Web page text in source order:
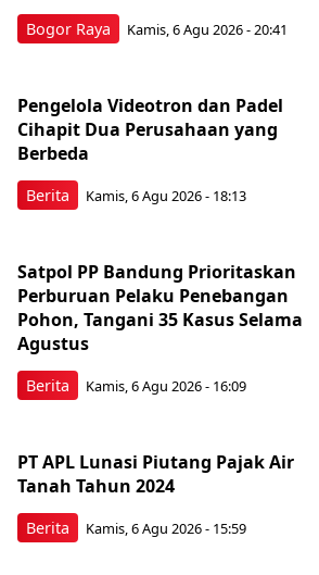
Bogor Raya Kamis, 6 Agu 2026 - 20:41
Berita
Pengelola Videotron dan Padel
Cihapit Dua Perusahaan yang
Berbeda
Kamis, 6 Agu 2026 - 18:13
Berita
Satpol PP Bandung Prioritaskan
Perburuan Pelaku Penebangan
Pohon, Tangani 35 Kasus Selama
Agustus
Kamis, 6 Agu 2026 - 16:09
Berita
PT APL Lunasi Piutang Pajak Air
Tanah Tahun 2024
Kamis, 6 Agu 2026 - 15:59